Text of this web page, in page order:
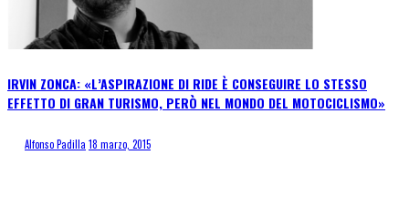
IRVIN ZONCA: «L’ASPIRAZIONE DI RIDE È CONSEGUIRE LO STESSO
EFFETTO DI GRAN TURISMO, PERÒ NEL MONDO DEL MOTOCICLISMO»
Alfonso Padilla 18 marzo, 2015